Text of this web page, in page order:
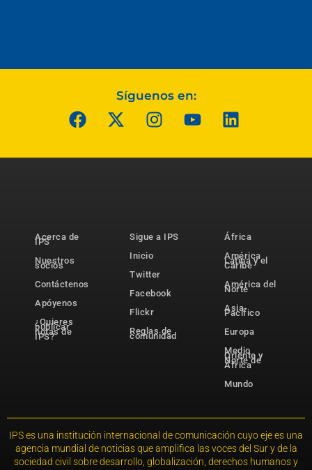
Síguenos en:
Acerca de
IPS
Nuestros
socios
Contáctenos
Apóyenos
¿Quieres
publicar
notas de
IPS?
Sigue a IPS
Inicio
Twitter
Facebook
Flickr
Reglas de
comunidad
África
América
Latina y el
Caribe
América del
Norte
Asia-
Pacífico
Europa
Medio
Oriente y
Norte de
África
Mundo
IPS es una institución internacional de comunicación cuyo eje es una
agencia mundial de noticias que amplifica las voces del Sur y de la
sociedad civil sobre desarrollo, globalización, derechos humanos y